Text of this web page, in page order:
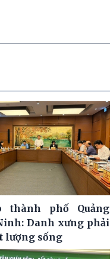
thành phố Quảng
Danh xưng phải
lượng sống